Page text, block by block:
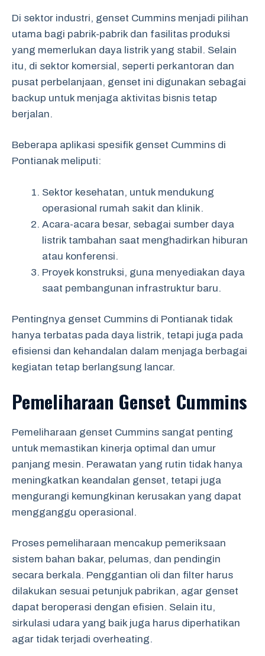
Di sektor industri, genset Cummins menjadi pilihan
utama bagi pabrik-pabrik dan fasilitas produksi
yang memerlukan daya listrik yang stabil. Selain
itu, di sektor komersial, seperti perkantoran dan
pusat perbelanjaan, genset ini digunakan sebagai
backup untuk menjaga aktivitas bisnis tetap
berjalan.
Beberapa aplikasi spesifik genset Cummins di
Pontianak meliputi:
Sektor kesehatan, untuk mendukung
operasional rumah sakit dan klinik.
Acara-acara besar, sebagai sumber daya
listrik tambahan saat menghadirkan hiburan
atau konferensi.
Proyek konstruksi, guna menyediakan daya
saat pembangunan infrastruktur baru.
Pentingnya genset Cummins di Pontianak tidak
hanya terbatas pada daya listrik, tetapi juga pada
efisiensi dan kehandalan dalam menjaga berbagai
kegiatan tetap berlangsung lancar.
Pemeliharaan Genset Cummins
Pemeliharaan genset Cummins sangat penting
untuk memastikan kinerja optimal dan umur
panjang mesin. Perawatan yang rutin tidak hanya
meningkatkan keandalan genset, tetapi juga
mengurangi kemungkinan kerusakan yang dapat
mengganggu operasional.
Proses pemeliharaan mencakup pemeriksaan
sistem bahan bakar, pelumas, dan pendingin
secara berkala. Penggantian oli dan filter harus
dilakukan sesuai petunjuk pabrikan, agar genset
dapat beroperasi dengan efisien. Selain itu,
sirkulasi udara yang baik juga harus diperhatikan
agar tidak terjadi overheating.